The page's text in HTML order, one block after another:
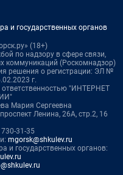
и государственных органов
(18+)
по надзору в сфере связи,
коммуникаций (Роскомнадзор)
решения о регистрации: ЭЛ №
г.
ответственностью "ИНТЕРНЕТ
Мария Сергеевна
Ленина, 26А, стр.2, 16
31-35
mgorsk@shkulev.ru
и государственных органов: